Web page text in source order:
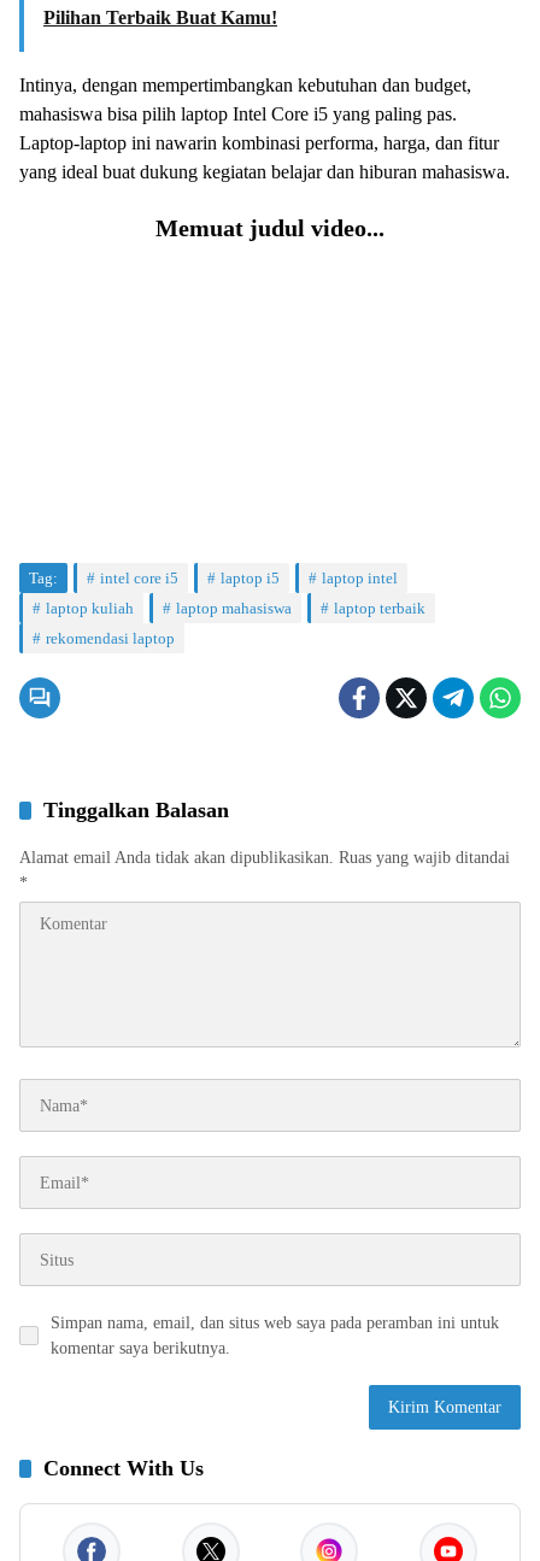
Pilihan Terbaik Buat Kamu!
Intinya, dengan mempertimbangkan kebutuhan dan budget,
mahasiswa bisa pilih laptop Intel Core i5 yang paling pas.
Laptop-laptop ini nawarin kombinasi performa, harga, dan fitur
yang ideal buat dukung kegiatan belajar dan hiburan mahasiswa.
Memuat judul video...
Tag: intel core i5 laptop i5
laptop intel
laptop kuliah
laptop mahasiswa
laptop terbaik
rekomendasi laptop
Tinggalkan Balasan
Alamat email Anda tidak akan dipublikasikan. Ruas yang wajib ditandai
*
Simpan nama, email, dan situs web saya pada peramban ini untuk
komentar saya berikutnya.
Connect With Us